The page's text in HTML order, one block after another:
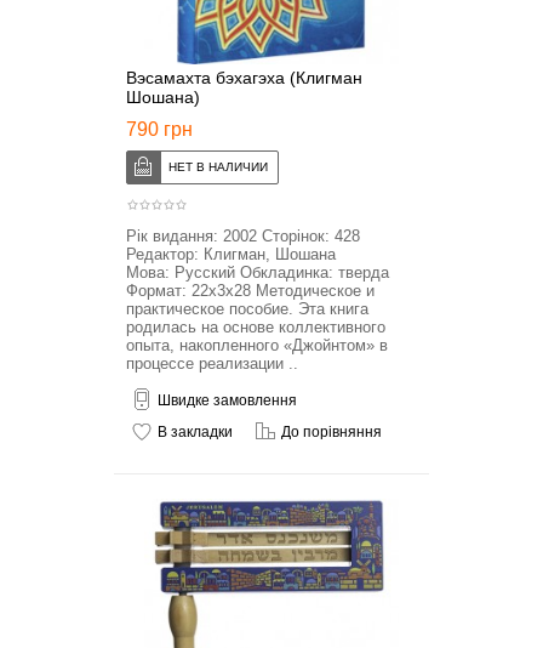
Вэсамахта бэхагэха (Клигман
Шошана)
790 грн
Рік видання: 2002 Сторінок: 428
Редактор: Клигман, Шошана
Мова: Русский Обкладинка: тверда
Формат: 22x3x28 Методическое и
практическое пособие. Эта книга
родилась на основе коллективного
опыта, накопленного «Джойнтом» в
процессе реализации ..
Швидке замовлення
В закладки
До порівняння